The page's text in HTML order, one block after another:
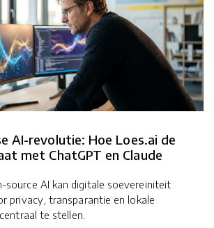
AI-revolutie: Hoe Loes.ai de
met ChatGPT en Claude
source AI kan digitale soevereiniteit
privacy, transparantie en lokale
te stellen.